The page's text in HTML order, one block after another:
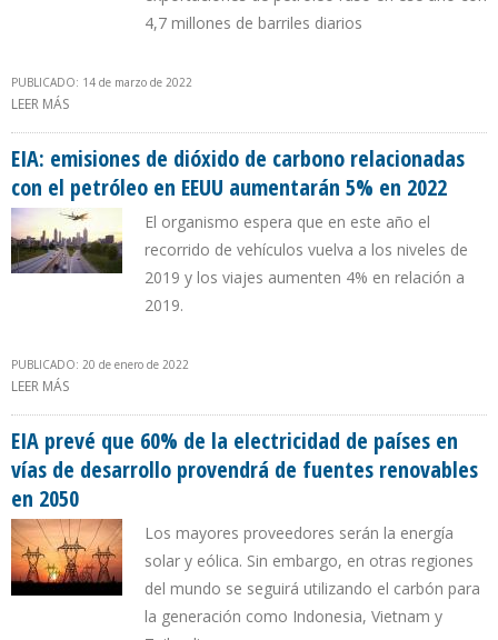
4,7 millones de barriles diarios
PUBLICADO: 14 de marzo de 2022
LEER MÁS
EIA: emisiones de dióxido de carbono relacionadas
con el petróleo en EEUU aumentarán 5% en 2022
El organismo espera que en este año el
recorrido de vehículos vuelva a los niveles de
2019 y los viajes aumenten 4% en relación a
2019.
PUBLICADO: 20 de enero de 2022
LEER MÁS
EIA prevé que 60% de la electricidad de países en
vías de desarrollo provendrá de fuentes renovables
en 2050
Los mayores proveedores serán la energía
solar y eólica. Sin embargo, en otras regiones
del mundo se seguirá utilizando el carbón para
la generación como Indonesia, Vietnam y